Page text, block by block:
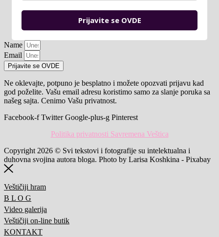
Prijavite se OVDE
Name
Email
Prijavite se OVDE
Ne oklevajte, potpuno je besplatno i možete opozvati prijavu kad
god poželite. Vašu email adresu koristimo samo za slanje poruka sa
našeg sajta. Cenimo Vašu privatnost.
Facebook-f Twitter Google-plus-g Pinterest
Politika privatnosti Savremena Veštica
Copyright 2026 © Svi tekstovi i fotografije su intelektualna i
duhovna svojina autora bloga. Photo by Larisa Koshkina - Pixabay
Veštičiji hram
B L O G
Video galerija
Veštičiji on-line butik
KONTAKT